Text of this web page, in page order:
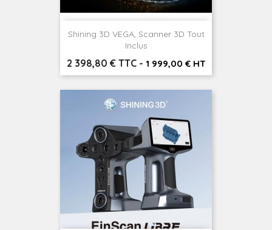
Shining 3D VEGA, Scanner 3D Tout
Inclus
Prix
2 398,80 € TTC - 1 999,00 € HT